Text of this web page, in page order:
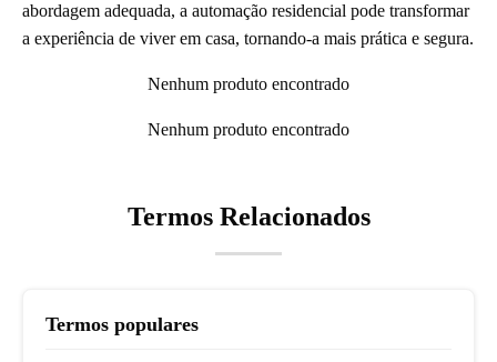
abordagem adequada, a automação residencial pode transformar
a experiência de viver em casa, tornando-a mais prática e segura.
Nenhum produto encontrado
Nenhum produto encontrado
Termos Relacionados
Termos populares